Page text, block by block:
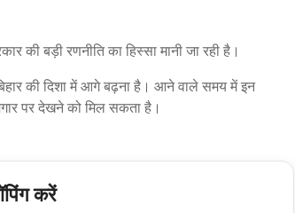
की बड़ी रणनीति का हिस्सा मानी जा रही है।
की दिशा में आगे बढ़ना है। आने वाले समय में इन
पर देखने को मिल सकता है।
करें